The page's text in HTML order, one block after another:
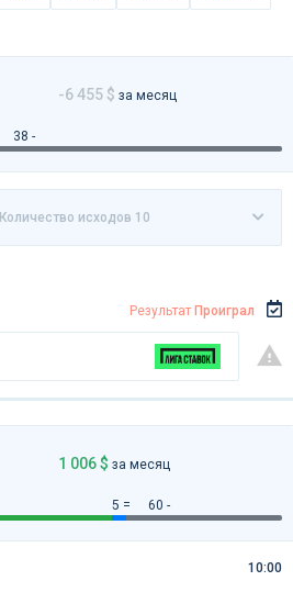
-6 455 $ за месяц
38 -
Количество исходов 10
Результат Проиграл
1 006 $ за месяц
5 = 60 -
10:00